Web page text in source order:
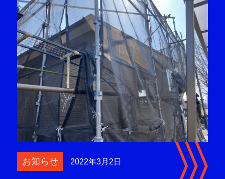
お知らせ 2022年3月2日